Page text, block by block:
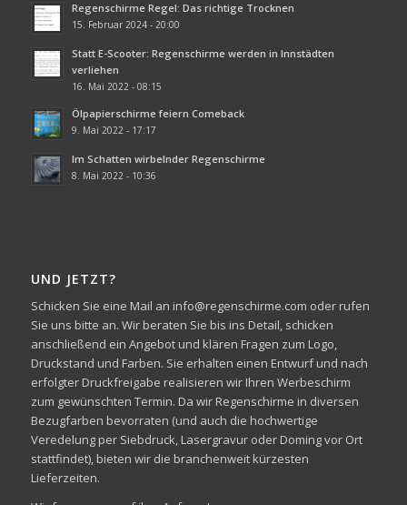
Regenschirme Regel: Das richtige Trocknen
15. Februar 2024 - 20:00
Statt E-Scooter: Regenschirme werden in Innstädten
verliehen
16. Mai 2022 - 08:15
Ölpapierschirme feiern Comeback
9. Mai 2022 - 17:17
Im Schatten wirbelnder Regenschirme
8. Mai 2022 - 10:36
UND JETZT?
Schicken Sie eine Mail an info@regenschirme.com oder rufen
Sie uns bitte an. Wir beraten Sie bis ins Detail, schicken
anschließend ein Angebot und klären Fragen zum Logo,
Druckstand und Farben. Sie erhalten einen Entwurf und nach
erfolgter Druckfreigabe realisieren wir Ihren Werbeschirm
zum gewünschten Termin. Da wir Regenschirme in diversen
Bezugfarben bevorraten (und auch die hochwertige
Veredelung per Siebdruck, Lasergravur oder Doming vor Ort
stattfindet), bieten wir die branchenweit kürzesten
Lieferzeiten.